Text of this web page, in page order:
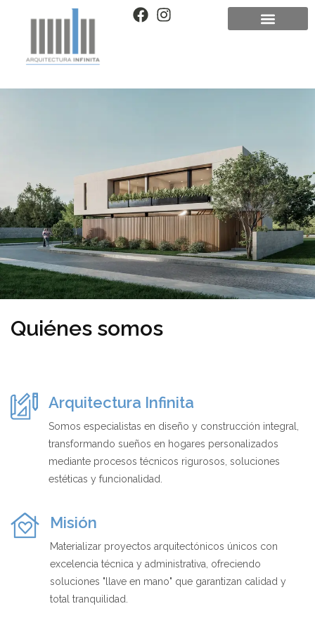
Quiénes somos
Arquitectura Infinita
Somos especialistas en diseño y construcción integral,
transformando sueños en hogares personalizados
mediante procesos técnicos rigurosos, soluciones
estéticas y funcionalidad.
Misión
Materializar proyectos arquitectónicos únicos con
excelencia técnica y administrativa, ofreciendo
soluciones "llave en mano" que garantizan calidad y
total tranquilidad.